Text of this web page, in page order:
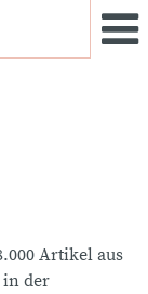
Artikel aus
in der